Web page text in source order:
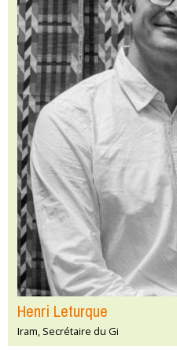
Henri Leturque
Iram, Secrétaire du Gi